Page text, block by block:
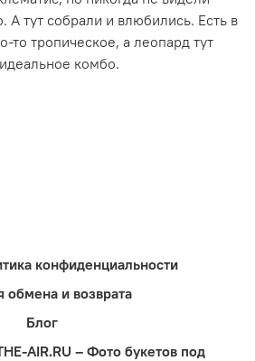
А тут собрали и влюбились. Есть в
то тропическое, а леопард тут
комбо.
конфиденциальности
обмена и возврата
Блог
AIR.RU – Фото букетов под